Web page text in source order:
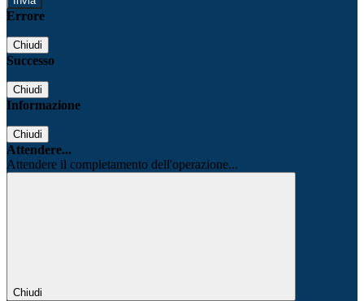
Errore
Chiudi
Successo
Chiudi
Informazione
Chiudi
Attendere...
Attendere il completamento dell'operazione...
Chiudi